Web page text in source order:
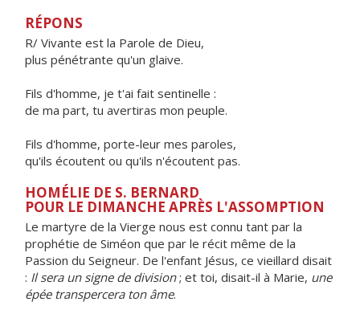
RÉPONS
R/ Vivante est la Parole de Dieu,
plus pénétrante qu'un glaive.
Fils d'homme, je t'ai fait sentinelle :
de ma part, tu avertiras mon peuple.
Fils d'homme, porte-leur mes paroles,
qu'ils écoutent ou qu'ils n'écoutent pas.
HOMÉLIE DE S. BERNARD
POUR LE DIMANCHE APRÈS L'ASSOMPTION
Le martyre de la Vierge nous est connu tant par la
prophétie de Siméon que par le récit même de la
Passion du Seigneur. De l'enfant Jésus, ce vieillard disait
: Il sera un signe de division; et toi, disait-il à Marie, une
épée transpercera ton âme.